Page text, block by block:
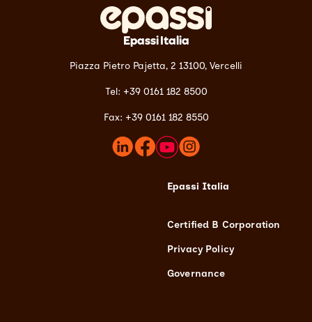
Epassi Italia
Piazza Pietro Pajetta, 2 13100, Vercelli
Tel: +39 0161 182 8500
Fax: +39 0161 182 8550
Epassi Italia
Certified B Corporation
Privacy Policy
Governance